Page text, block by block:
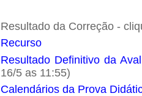
Resultado da Correção -
Recurso
Resultado Definitivo da
16/5 as 11:55)
Calendários da Prova